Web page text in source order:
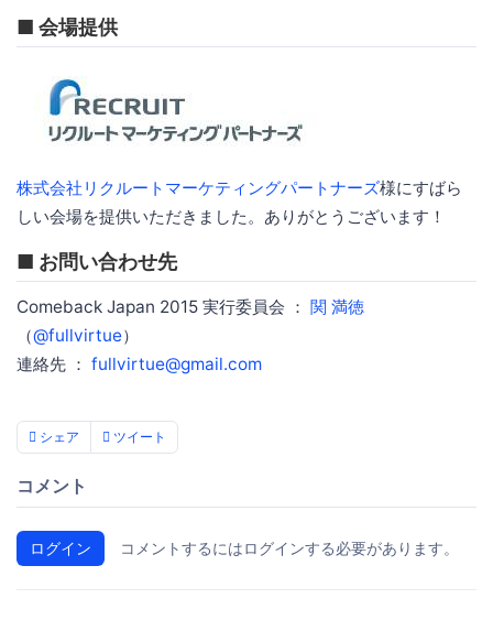
■ 会場提供
株式会社リクルートマーケティングパートナーズ様にすばら
しい会場を提供いただきました。ありがとうございます！
■ お問い合わせ先
Comeback Japan 2015 実行委員会 ： 関 満徳
（@fullvirtue）
連絡先 ： fullvirtue@gmail.com
シェア ツイート
コメント
ログイン コメントするにはログインする必要があります。